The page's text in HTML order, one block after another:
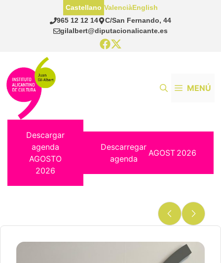
965 12 12 14
C/San Fernando, 44
gilalbert@diputacionalicante.es
Castellano ValenciàEnglish
MENÚ
Descargar
agenda
AGOSTO
2026
Descarregar
agenda
AGOST 2026